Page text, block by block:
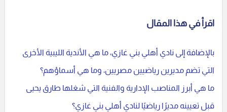
اقرأ في هذا المقال
بالإضافة إلى نادي أهلي بني غازي، ما هي الأندية الليبية الأخرى
التي تضم مديرين رياضيين مصريين، وما هي أسماؤهم؟
ما هي أبرز المناصب الإدارية والفنية التي شغلها طارق يحيى
قبل تعيينه مديرًا رياضيًا لنادي أهلي بني غازي؟